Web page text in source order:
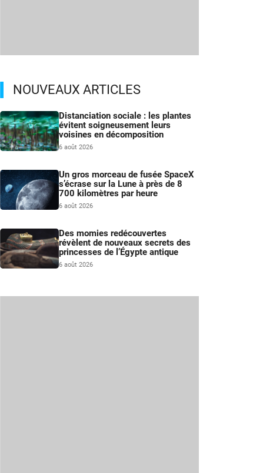
NOUVEAUX ARTICLES
Distanciation sociale : les plantes
évitent soigneusement leurs
voisines en décomposition
6 août 2026
Un gros morceau de fusée SpaceX
s’écrase sur la Lune à près de 8
700 kilomètres par heure
6 août 2026
Des momies redécouvertes
révèlent de nouveaux secrets des
princesses de l’Égypte antique
6 août 2026